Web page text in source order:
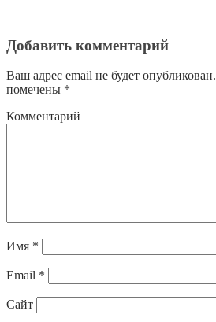
Добавить комментарий
Ваш адрес email не будет опубликован.
помечены *
Комментарий
Имя *
Email *
Сайт